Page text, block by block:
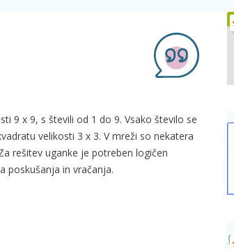
9 x 9, s števili od 1 do 9. Vsako število se
velikosti 3 x 3. V mreži so nekatera
rešitev uganke je potreben logičen
poskušanja in vračanja.